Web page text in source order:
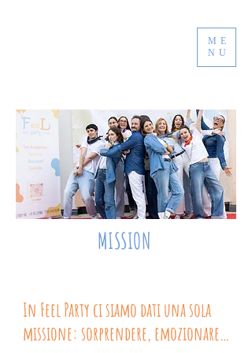
ME
NU
MISSION
In Feel Party ci siamo dati una sola
missione: sorprendere, emozionare e